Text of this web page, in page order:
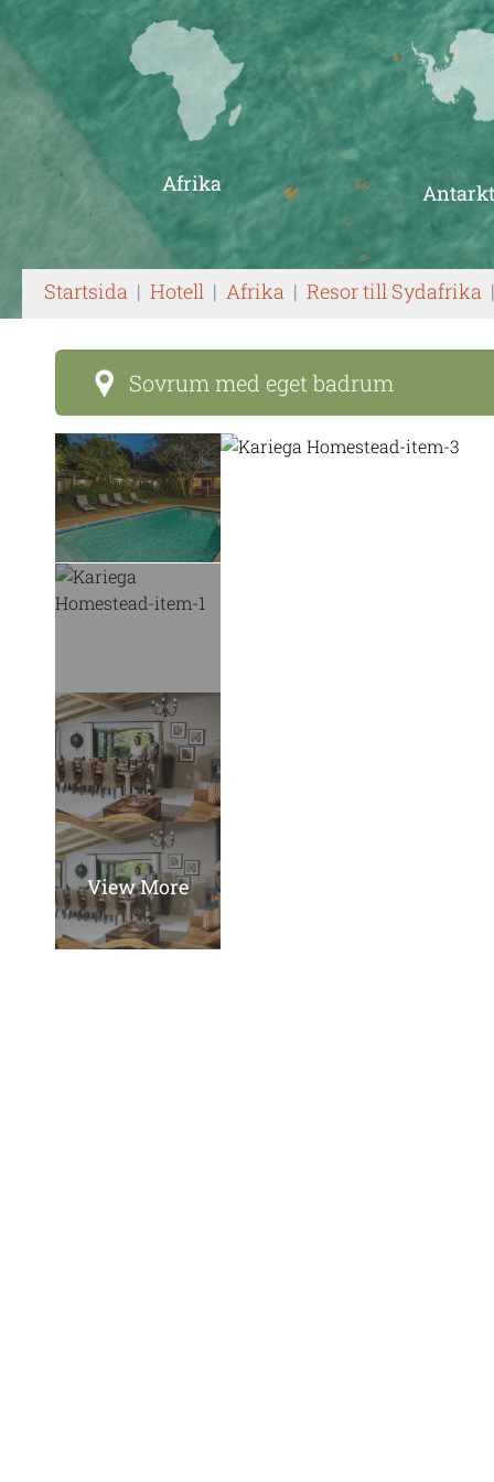
Afrika
Startsida | Hotell | Afrika | Resor till Sydafrika |
Sovrum med eget badrum
View More